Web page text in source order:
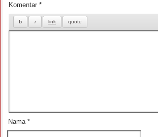
Komentar *
Nama *